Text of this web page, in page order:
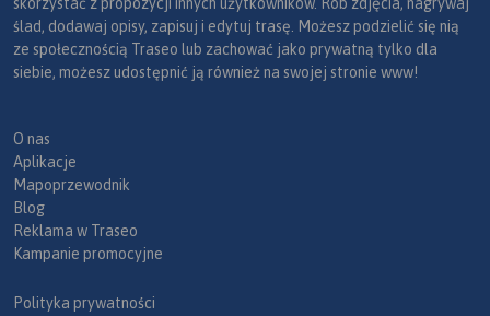
skorzystać z propozycji innych użytkowników. Rób zdjęcia, nagrywaj
ślad, dodawaj opisy, zapisuj i edytuj trasę. Możesz podzielić się nią
ze społecznością Traseo lub zachować jako prywatną tylko dla
siebie, możesz udostępnić ją również na swojej stronie www!
O nas
Aplikacje
Mapoprzewodnik
Blog
Reklama w Traseo
Kampanie promocyjne
Polityka prywatności